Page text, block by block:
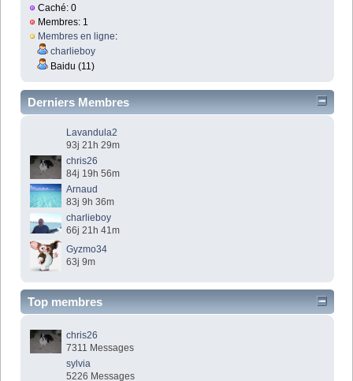
Caché: 0
Membres: 1
Membres en ligne:
charlieboy
Baidu (11)
Derniers Membres
Lavandula2
93j 21h 29m
chris26
84j 19h 56m
Arnaud
83j 9h 36m
charlieboy
66j 21h 41m
Gyzmo34
63j 9m
Top membres
chris26
7311 Messages
sylvia
5226 Messages